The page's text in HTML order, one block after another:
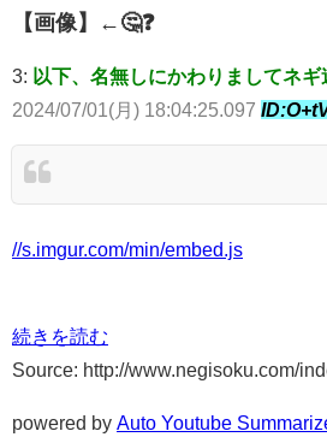
【画像】←🤔❓
3: 以下、名無しにかわりましてネ
2024/07/01(月) 18:04:25.097
//s.imgur.com/min/embed.js
続きを読む
Source: http://www.negisoku.com/
powered by Auto Youtube